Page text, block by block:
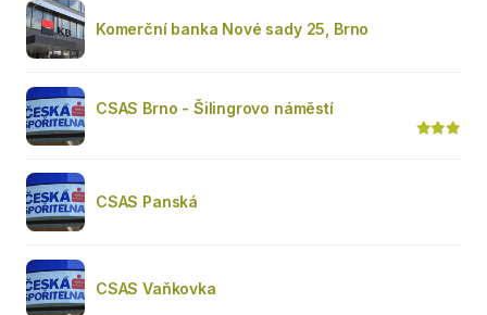
Komerční banka Nové sady 25, Brno
CSAS Brno - Šilingrovo náměstí
CSAS Panská
CSAS Vaňkovka